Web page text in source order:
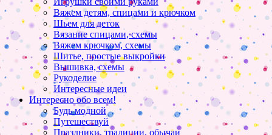
Вяжем детям, спицами и крючком
Шьем для деток
Вязание спицами, схемы
Вяжем крючком, схемы
Шитье, простые выкройки
Вышивка, схемы
Рукоделие
Интересные идеи
Интересно обо всем!
Будь модной
Путешествуй
Праздники, традиции, обычаи